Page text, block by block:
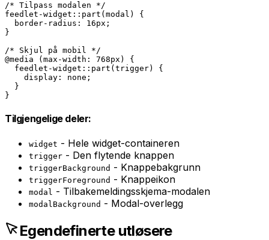
/* Tilpass modalen */
feedlet-widget::part(modal) {
  border-radius: 16px;
}
/* Skjul på mobil */
@media (max-width: 768px) {
  feedlet-widget::part(trigger) {
    display: none;
  }
}
Tilgjengelige deler:
widget - Hele widget-containeren
trigger - Den flytende knappen
triggerBackground - Knappebakgrunn
triggerForeground - Knappeikon
modal - Tilbakemeldingsskjema-modalen
modalBackground - Modal-overlegg
Egendefinerte utløsere